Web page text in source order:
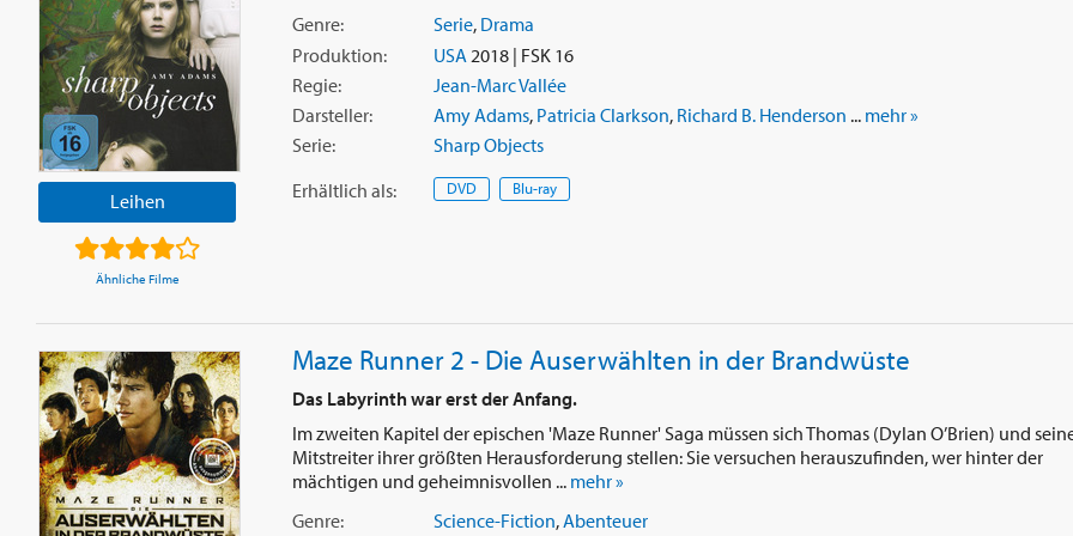
Leihen
Ähnliche Filme
Genre:
Serie, Drama
Produktion:
USA 2018 | FSK 16
Regie:
Jean-Marc Vallée
Darsteller:
Amy Adams, Patricia Clarkson, Richard B. Henderson ... mehr »
Serie:
Sharp Objects
Erhältlich als: DVD Blu-ray
Maze Runner 2 - Die Auserwählten in der Brandwüste
Das Labyrinth war erst der Anfang.
Im zweiten Kapitel der epischen 'Maze Runner' Saga müssen sich Thomas (Dylan O’Brien) und
Mitstreiter ihrer größten Herausforderung stellen: Sie versuchen herauszufinden, wer hinter der
mächtigen und geheimnisvollen ... mehr »
Genre:
Science-Fiction,Abenteuer